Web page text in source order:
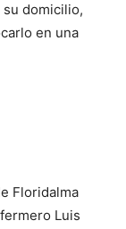
domicilio,
en una
Floridalma
Luis